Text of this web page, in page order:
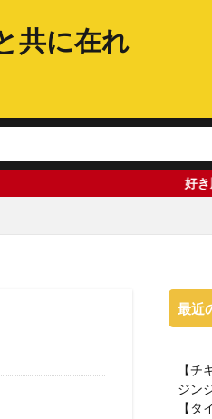
共に在れ
好き勝手なことを書
最近
【
ジン
【タ